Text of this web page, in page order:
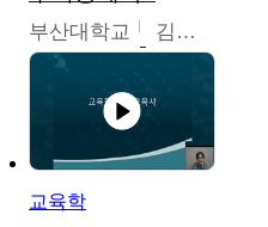
부산대학교 김충락
교육학